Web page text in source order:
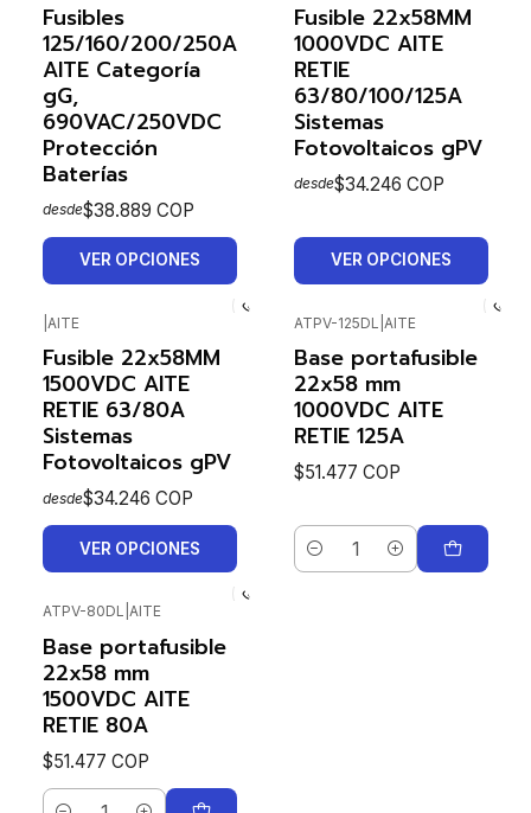
Fusibles
125/160/200/250A
AITE Categoría
gG,
690VAC/250VDC
Protección
Baterías
desde$38.889 COP
VER OPCIONES
Fusible 22x58MM
1000VDC AITE
RETIE
63/80/100/125A
Sistemas
Fotovoltaicos gPV
desde$34.246 COP
VER OPCIONES
AITE
Fusible 22x58MM
1500VDC AITE
RETIE 63/80A
Sistemas
Fotovoltaicos gPV
desde$34.246 COP
VER OPCIONES
ATPV-125DL AITE
Base portafusible
22x58 mm
1000VDC AITE
RETIE 125A
$51.477 COP
Cantidad
ATPV-80DL AITE
Base portafusible
22x58 mm
1500VDC AITE
RETIE 80A
$51.477 COP